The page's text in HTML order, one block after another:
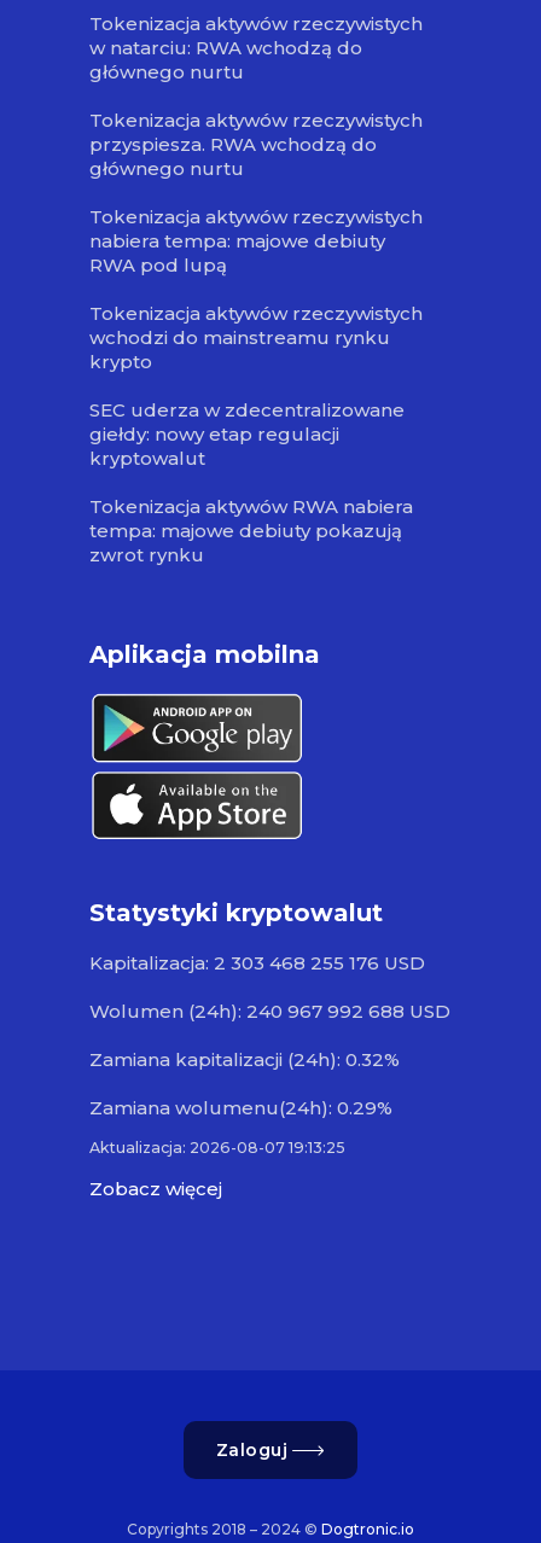
Tokenizacja aktywów rzeczywistych
w natarciu: RWA wchodzą do
głównego nurtu
Tokenizacja aktywów rzeczywistych
przyspiesza. RWA wchodzą do
głównego nurtu
Tokenizacja aktywów rzeczywistych
nabiera tempa: majowe debiuty
RWA pod lupą
Tokenizacja aktywów rzeczywistych
wchodzi do mainstreamu rynku
krypto
SEC uderza w zdecentralizowane
giełdy: nowy etap regulacji
kryptowalut
Tokenizacja aktywów RWA nabiera
tempa: majowe debiuty pokazują
zwrot rynku
Aplikacja mobilna
Statystyki kryptowalut
Kapitalizacja: 2 303 468 255 176 USD
Wolumen (24h): 240 967 992 688 USD
Zamiana kapitalizacji (24h): 0.32%
Zamiana wolumenu(24h): 0.29%
Aktualizacja: 2026-08-07 19:13:25
Zobacz więcej
Zaloguj
Copyrights 2018 – 2024 © Dogtronic.io